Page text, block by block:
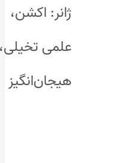
ژانر: اکشن،
علمی تخیلی،
هیجان‌انگیز